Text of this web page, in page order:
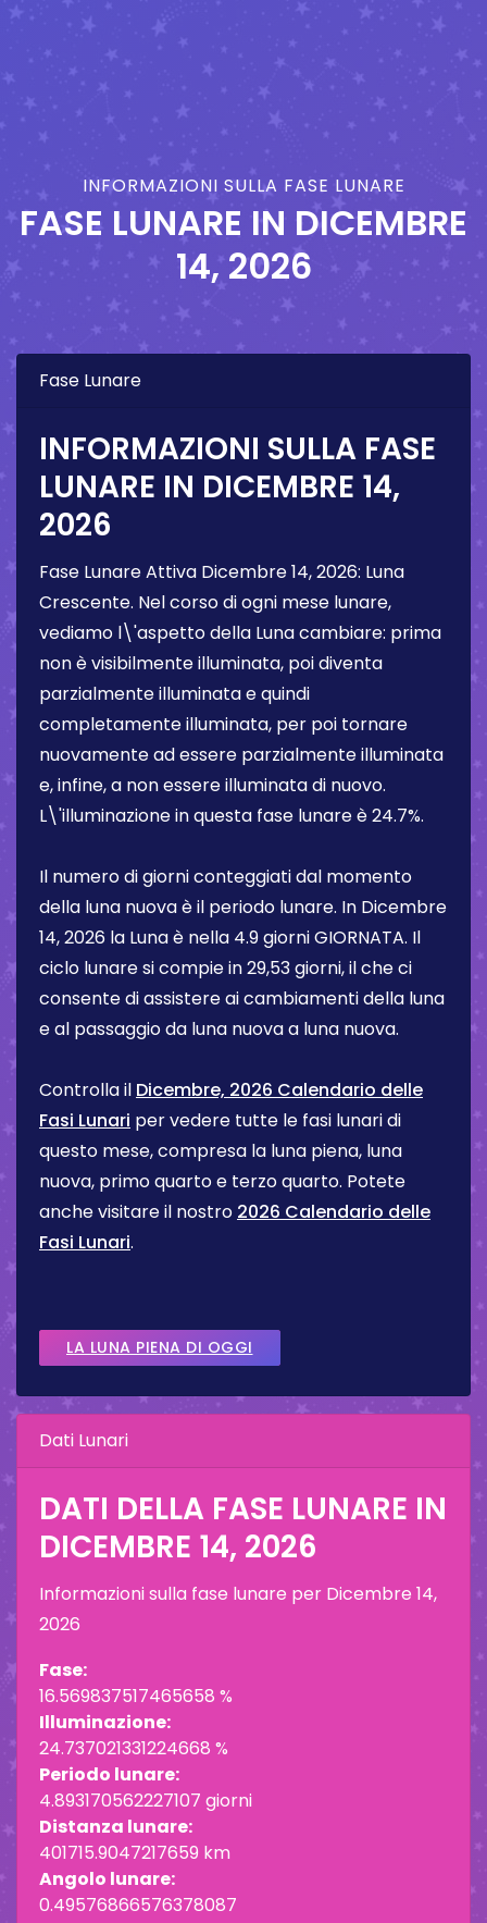
INFORMAZIONI SULLA FASE LUNARE
FASE LUNARE IN DICEMBRE
14, 2026
Fase Lunare
INFORMAZIONI SULLA FASE
LUNARE IN DICEMBRE 14,
2026
Fase Lunare Attiva Dicembre 14, 2026: Luna
Crescente. Nel corso di ogni mese lunare,
vediamo l\'aspetto della Luna cambiare: prima
non è visibilmente illuminata, poi diventa
parzialmente illuminata e quindi
completamente illuminata, per poi tornare
nuovamente ad essere parzialmente illuminata
e, infine, a non essere illuminata di nuovo.
L\'illuminazione in questa fase lunare è24.7%.
Il numero di giorni conteggiati dal momento
della luna nuova è il periodo lunare. In Dicembre
14, 2026 la Luna è nella 4.9 giorniGIORNATA. Il
ciclo lunare si compie in 29,53 giorni, il che ci
consente di assistere ai cambiamenti della luna
e al passaggio da luna nuova a luna nuova.
Controlla il Dicembre, 2026 Calendario delle
Fasi Lunari per vedere tutte le fasi lunari di
questo mese, compresa la luna piena, luna
nuova, primo quarto e terzo quarto. Potete
anche visitare il nostro 2026 Calendario delle
Fasi Lunari.
LA LUNA PIENA DI OGGI
Dati Lunari
DATI DELLA FASE LUNARE IN
DICEMBRE 14, 2026
Informazioni sulla fase lunare per Dicembre 14,
2026
Fase:
16.569837517465658 %
Illuminazione:
24.737021331224668 %
Periodo lunare:
4.893170562227107 giorni
Distanza lunare:
401715.9047217659 km
Angolo lunare:
0.49576866576378087